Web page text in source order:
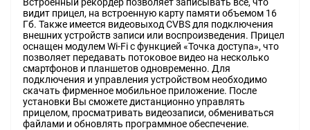
видит прицел, на встроенную карту памяти объемом 16
Гб. Также имеется видеовыход CVBS для подключения
внешних устройств записи или воспроизведения. Прицел
оснащен модулем Wi-Fi с функцией «Точка доступа», что
позволяет передавать потоковое видео на несколько
смартфонов и планшетов одновременно. Для
подключения и управления устройством необходимо
скачать фирменное мобильное приложение. После
установки Вы сможете дистанционно управлять
прицелом, просматривать видеозаписи, обмениваться
файлами и обновлять программное обеспечение.